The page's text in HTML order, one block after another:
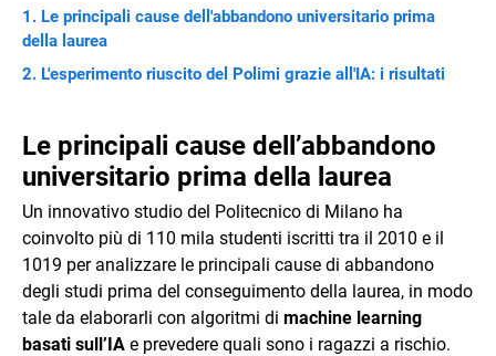
Le principali cause dell'abbandono universitario prima
della laurea
L'esperimento riuscito del Polimi grazie all'IA: i risultati
Le principali cause dell’abbandono
universitario prima della laurea
Un innovativo studio del Politecnico di Milano ha
coinvolto più di 110 mila studenti iscritti tra il 2010 e il
1019 per analizzare le principali cause di abbandono
degli studi prima del conseguimento della laurea, in modo
tale da elaborarli con algoritmi di machine learning
basati sull’IA e prevedere quali sono i ragazzi a rischio.